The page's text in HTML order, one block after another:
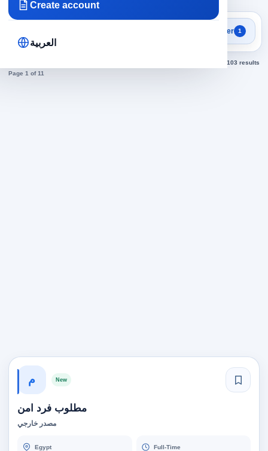
Create account
العربية
Focused search results
Jobs in Egypt Filter 1
103 results
Page 1 of 11
م New
مطلوب فرد امن
مصدر خارجي
Egypt Full-Time